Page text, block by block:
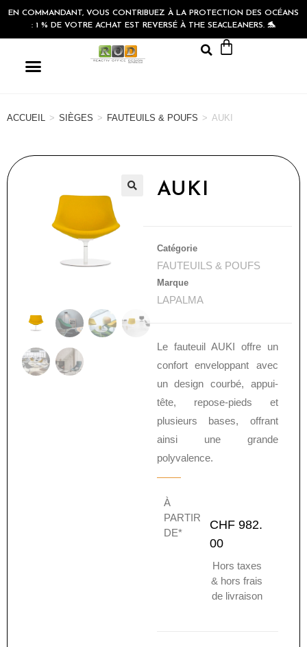
EN COMMANDANT, VOUS CONTRIBUEZ À LA PROTECTION DES OCÉANS
: 1 % DE VOTRE ACHAT EST REVERSÉ À THE SEACLEANERS. 🐬
ACCUEIL > SIÈGES > FAUTEUILS & POUFS > AUKI
AUKI
Catégorie
FAUTEUILS & POUFS
Marque
LAPALMA
Le fauteuil AUKI offre un
confort enveloppant avec
un design courbé, appui-
tête, repose-pieds et
plusieurs bases, offrant
ainsi une grande
polyvalence.
À
PARTIR
DE*
CHF 982.
00
Hors taxes
& hors frais
de livraison